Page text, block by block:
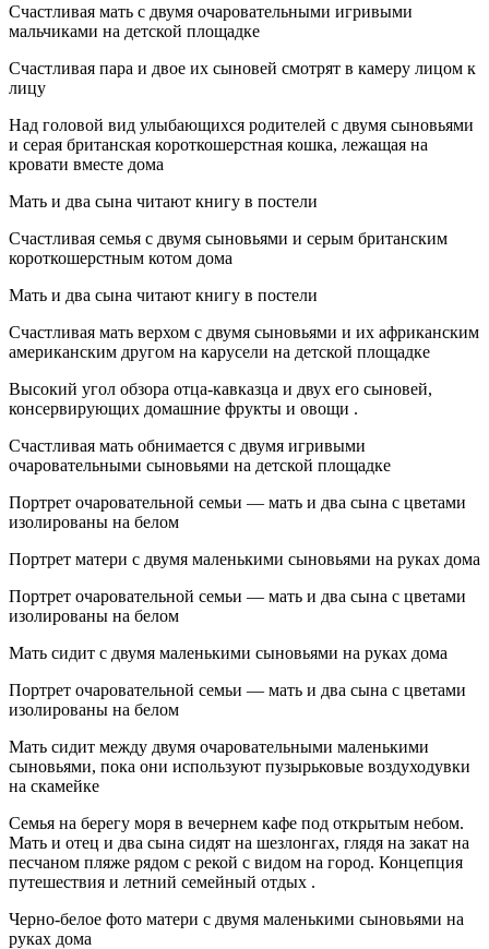
Счастливая мать с двумя очаровательными игривыми
мальчиками на детской площадке
Счастливая пара и двое их сыновей смотрят в камеру лицом к
лицу
Над головой вид улыбающихся родителей с двумя сыновьями
и серая британская короткошерстная кошка, лежащая на
кровати вместе дома
Мать и два сына читают книгу в постели
Счастливая семья с двумя сыновьями и серым британским
короткошерстным котом дома
Мать и два сына читают книгу в постели
Счастливая мать верхом с двумя сыновьями и их африканским
американским другом на карусели на детской площадке
Высокий угол обзора отца-кавказца и двух его сыновей,
консервирующих домашние фрукты и овощи .
Счастливая мать обнимается с двумя игривыми
очаровательными сыновьями на детской площадке
Портрет очаровательной семьи — мать и два сына с цветами
изолированы на белом
Портрет матери с двумя маленькими сыновьями на руках дома
Портрет очаровательной семьи — мать и два сына с цветами
изолированы на белом
Мать сидит с двумя маленькими сыновьями на руках дома
Портрет очаровательной семьи — мать и два сына с цветами
изолированы на белом
Мать сидит между двумя очаровательными маленькими
сыновьями, пока они используют пузырьковые воздуходувки
на скамейке
Семья на берегу моря в вечернем кафе под открытым небом.
Мать и отец и два сына сидят на шезлонгах, глядя на закат на
песчаном пляже рядом с рекой с видом на город. Концепция
путешествия и летний семейный отдых .
Черно-белое фото матери с двумя маленькими сыновьями на
руках дома